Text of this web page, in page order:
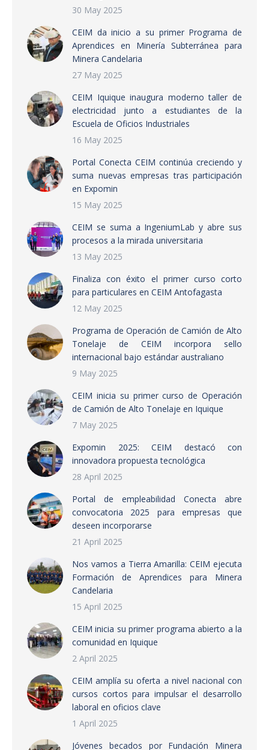
30 May 2025
CEIM da inicio a su primer Programa de
Aprendices en Minería Subterránea para
Minera Candelaria
27 May 2025
CEIM Iquique inaugura moderno taller de
electricidad junto a estudiantes de la
Escuela de Oficios Industriales
16 May 2025
Portal Conecta CEIM continúa creciendo y
suma nuevas empresas tras participación
en Expomin
15 May 2025
CEIM se suma a IngeniumLab y abre sus
procesos a la mirada universitaria
13 May 2025
Finaliza con éxito el primer curso corto
para particulares en CEIM Antofagasta
12 May 2025
Programa de Operación de Camión de Alto
Tonelaje de CEIM incorpora sello
internacional bajo estándar australiano
9 May 2025
CEIM inicia su primer curso de Operación
de Camión de Alto Tonelaje en Iquique
7 May 2025
Expomin 2025: CEIM destacó con
innovadora propuesta tecnológica
28 April 2025
Portal de empleabilidad Conecta abre
convocatoria 2025 para empresas que
deseen incorporarse
21 April 2025
Nos vamos a Tierra Amarilla: CEIM ejecuta
Formación de Aprendices para Minera
Candelaria
15 April 2025
CEIM inicia su primer programa abierto a la
comunidad en Iquique
2 April 2025
CEIM amplía su oferta a nivel nacional con
cursos cortos para impulsar el desarrollo
laboral en oficios clave
1 April 2025
Jóvenes becados por Fundación Minera